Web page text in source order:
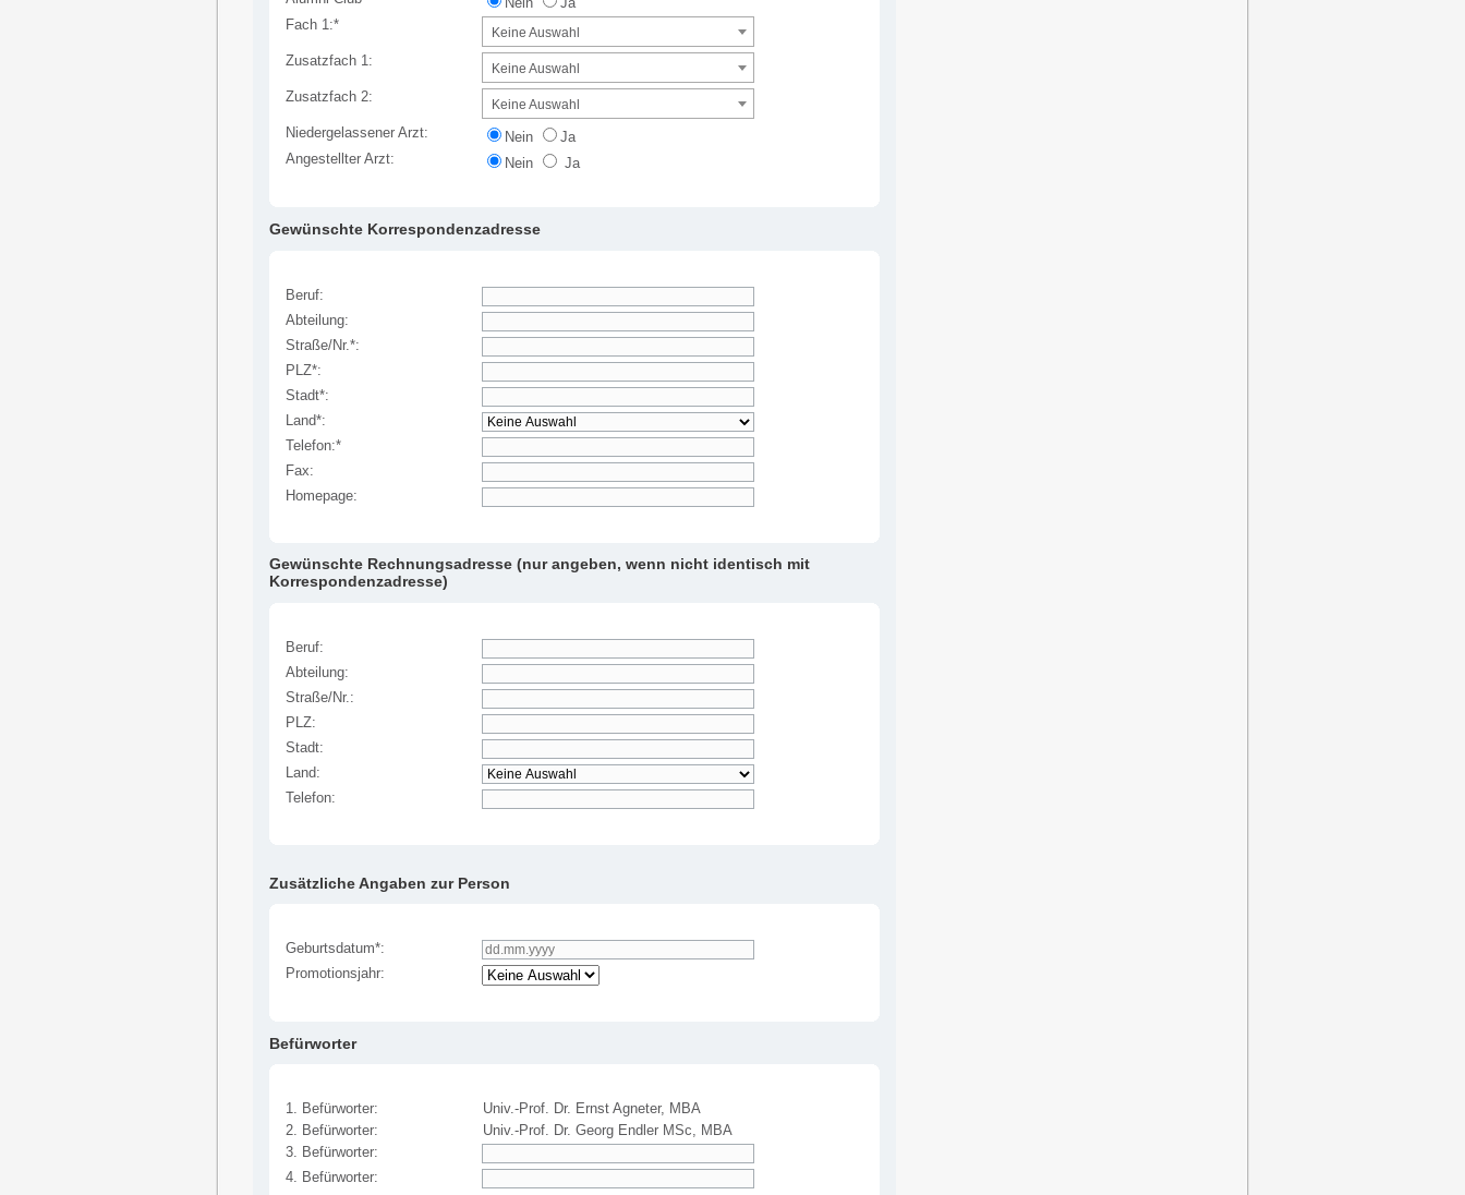
Fach 1:*
Keine Auswahl
Zusatzfach 1: Keine Auswahl
Zusatzfach 2: Keine Auswahl
Niedergelassener Arzt: Nein
Ja
Angestellter Arzt:
Nein Ja
Gewünschte Korrespondenzadresse
Beruf:
Abteilung:
Straße/Nr.*:
PLZ*:
Stadt*:
Land*:
Telefon:*
Fax:
Homepage:
Gewünschte Rechnungsadresse (nur angeben, wenn nicht identisch mit
Korrespondenzadresse)
Beruf:
Abteilung:
Straße/Nr.:
PLZ:
Stadt:
Land:
Telefon:
Zusätzliche Angaben zur Person
Geburtsdatum*:
Promotionsjahr:
Befürworter
1. Befürworter:
Univ.-Prof. Dr. Ernst Agneter, MBA
2. Befürworter:
Univ.-Prof. Dr. Georg Endler MSc, MBA
3. Befürworter:
4. Befürworter: